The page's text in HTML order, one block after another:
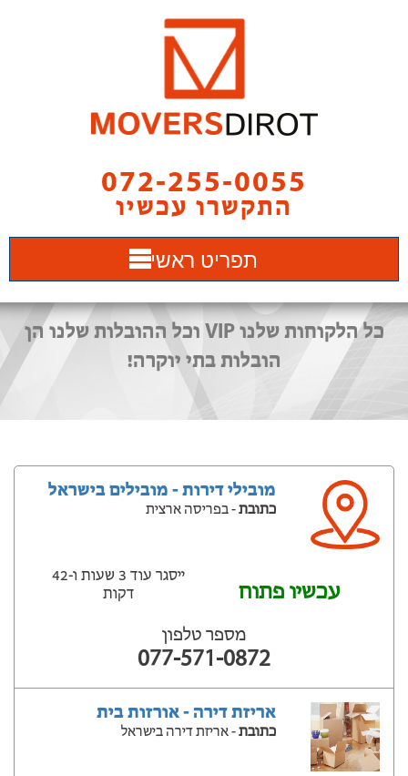
072-255-0055
התקשרו עכשיו
תפריט ראשי
כל הלקוחות שלנו VIP וכל ההובלות שלנו הן
הובלות בתי יוקרה!
מובילי דירות - מובילים בישראל
כתובת- בפריסה ארצית
עכשיו פתוח
ייסגר עוד 3 שעות ‫ו-42
דקות
מספר טלפון
077-571-0872
אריזת דירה - אורזות בית
כתובת- אריזת דירה בישראל